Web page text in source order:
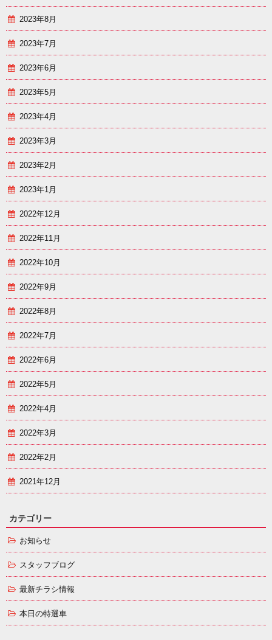
2023年8月
2023年7月
2023年6月
2023年5月
2023年4月
2023年3月
2023年2月
2023年1月
2022年12月
2022年11月
2022年10月
2022年9月
2022年8月
2022年7月
2022年6月
2022年5月
2022年4月
2022年3月
2022年2月
2021年12月
カテゴリー
お知らせ
スタッフブログ
最新チラシ情報
本日の特選車